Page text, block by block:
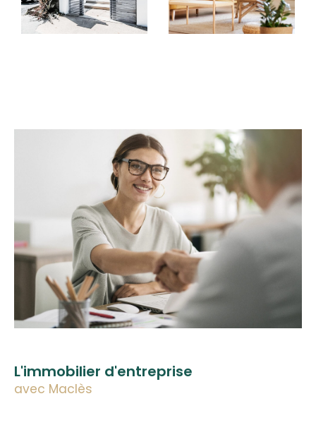
Nous avons créé uncentre d’affaires unique,
pensé pour offrir à nos clients une solution
à toutes vos attentes. Avec Maclès Immobilier,
bénéficiez d’une prise en charge globale et
d’un service alliant proximité,
professionnalisme et excellence.
L'immobilier d'entreprise
avec Maclès